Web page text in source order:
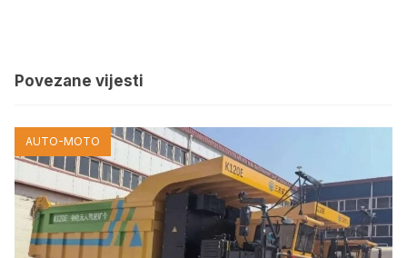
Povezane vijesti
AUTO-MOTO